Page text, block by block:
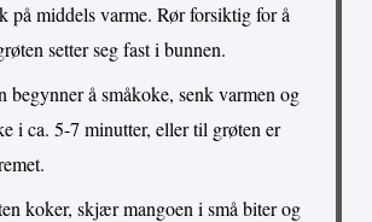
på middels varme. Rør forsiktig for å
setter seg fast i bunnen.
begynner å småkoke, senk varmen og
i ca. 5-7 minutter, eller til grøten er
koker, skjær mangoen i små biter og